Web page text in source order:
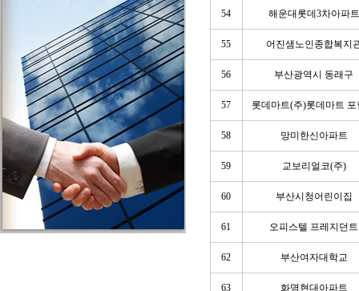
54 해운대롯데3차아파트
55 어진샘노인종합복지
56 부산광역시 동래구
57 롯데마트(주)롯데마트
58 망미한신아파트
59 교보리얼코(주)
60 부산시청어린이집
61 오피스텔 프레지던트
62 부산여자대학교
63 화명현대아파트